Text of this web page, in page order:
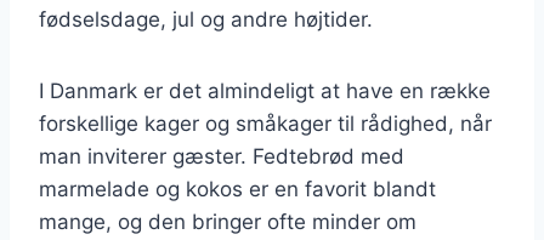
fødselsdage, jul og andre højtider.
I Danmark er det almindeligt at have en række
forskellige kager og småkager til rådighed, når
man inviterer gæster. Fedtebrød med
marmelade og kokos er en favorit blandt
mange, og den bringer ofte minder om